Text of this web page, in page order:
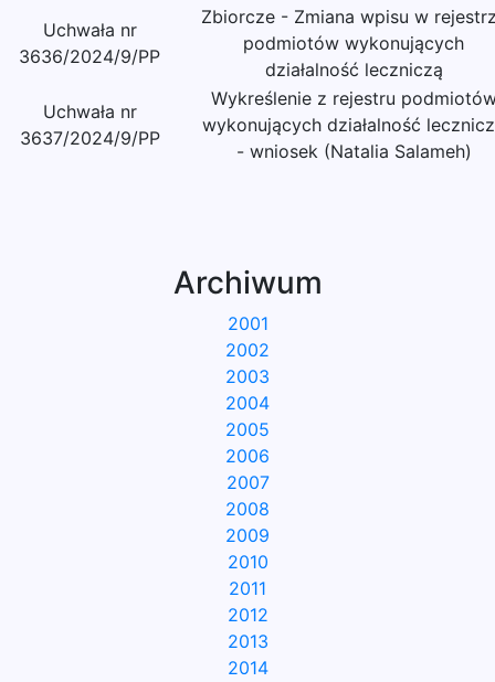
Uchwała nr
3636/2024/9/PP
Zbiorcze - Zmiana wpisu w
podmiotów wykonujących
działalność leczniczą
Uchwała nr
3637/2024/9/PP
Wykreślenie z rejestru
wykonujących działalność
- wniosek (Natalia Salameh)
Archiwum
2001
2002
2003
2004
2005
2006
2007
2008
2009
2010
2011
2012
2013
2014